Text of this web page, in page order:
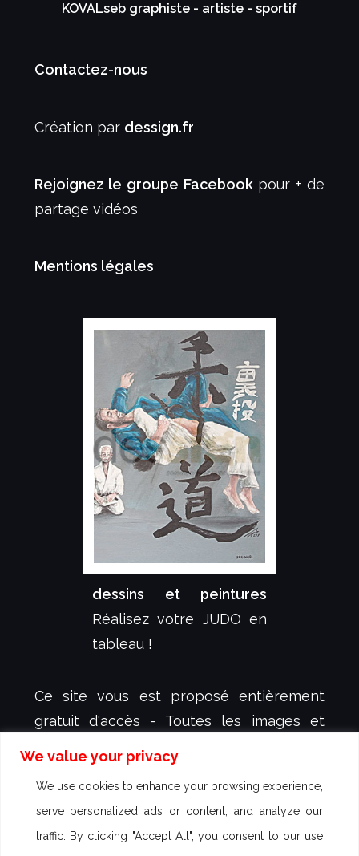
We value your privacy
We use cookies to enhance your browsing experience,
serve personalized ads or content, and analyze our
traffic. By clicking "Accept All", you consent to our use
KOVALseb graphiste - artiste - sportif
Contactez-nous
Création par dessign.fr
Rejoignez le groupe Facebook pour + de
partage vidéos
Mentions légales
dessins et peintures
Réalisez votre JUDO en
tableau !
Ce site vous est proposé entièrement
gratuit d'accès - Toutes les images et
créateur et illustrateur Sébastien KOVAL -
aucun droit d'utilisation n'est autorisé -
Des poursuites peuvent être engagées